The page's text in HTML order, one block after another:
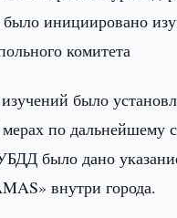
было инициировано
комитета
было
по дальнейшему
было дано
внутри города.